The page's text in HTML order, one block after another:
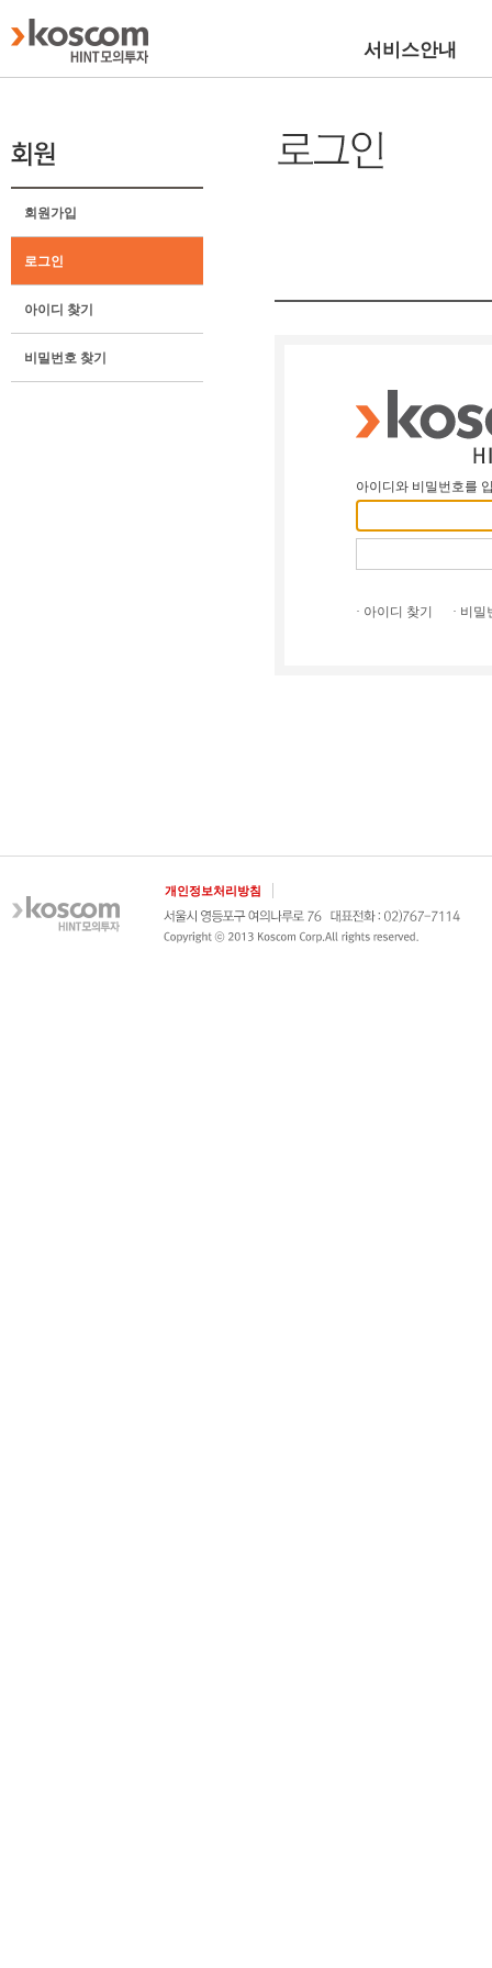
서비스안내
회원가입
로그인
아이디 찾기
비밀번호 찾기
아이디와 비밀번호를
· 아이디 찾기 · 비밀
개인정보처리방침